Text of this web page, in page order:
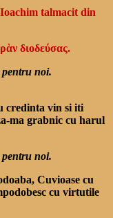
talmacit din
διοδεύσας.
noi.
credinta vin si iti
ma grabnic cu harul
noi.
Cuvioase cu
cu virtutile